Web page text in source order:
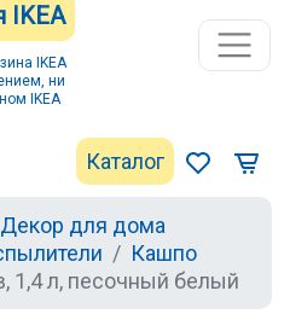
IKEA
IKEA
ни
IKEA
Каталог
Декор для дома
Кашпо
1,4 л, песочный белый